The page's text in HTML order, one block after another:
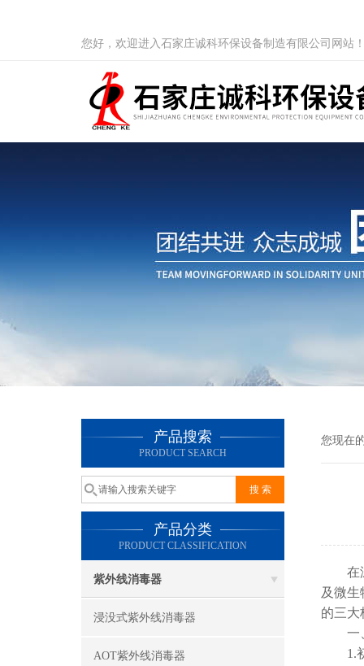
您好，欢迎进入石家庄诚科环保设备制造有限公司网站
产品搜索
PRODUCT SEARCH
产品分类
PRODUCT CLASSIFICATION
紫外线消毒器
浸没式紫外线消毒器
AOT紫外线消毒器
您现在
在泳
及微
的三大
一、
1.初